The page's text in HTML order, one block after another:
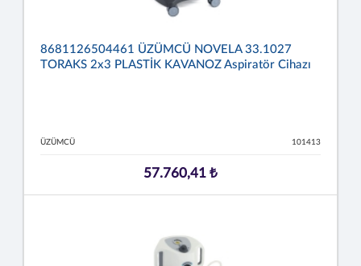
8681126504461 ÜZÜMCÜ NOVELA 33.1027
TORAKS 2x3 PLASTİK KAVANOZ Aspiratör Cihazı
ÜZÜMCÜ 101413
57.760,41 ₺